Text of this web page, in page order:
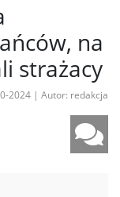
na
strażacy
2024 | Autor: redakcja